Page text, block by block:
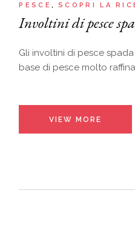
PESCE SCOPRI LA
Involtini di pesce
Gli involtini di pesce
base di pesce molto
VIEW MORE